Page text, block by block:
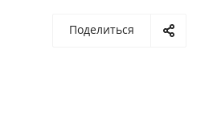
Поделиться